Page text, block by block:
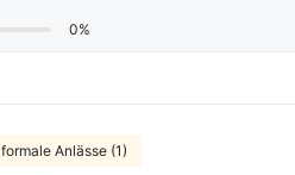
0%
formale Anlässe (1)